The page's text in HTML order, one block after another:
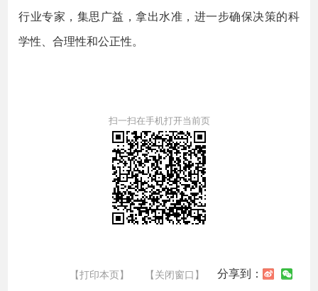
行业专家，集思广益，拿出水准，进一步确保决策的科
学性、合理性和公正性。
扫一扫在手机打开当前页
【打印本页】 【关闭窗口】 分享到：